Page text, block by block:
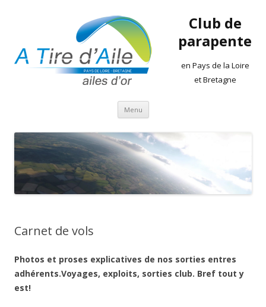
Club de
parapente
en Pays de la Loire
et Bretagne
Menu Aller
contenu
Carnet de vols
Photos et proses explicatives de nos sorties entres
adhérents.Voyages, exploits, sorties club. Bref tout y
est!